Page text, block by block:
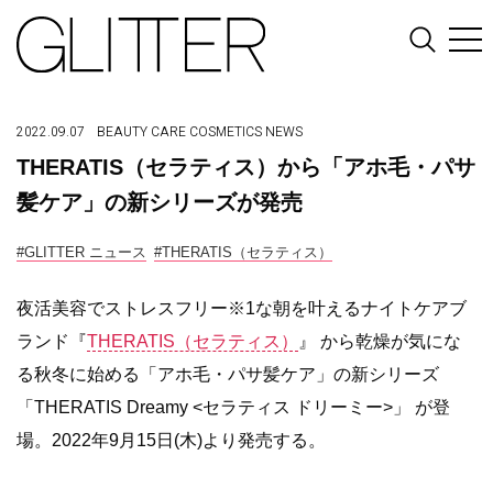
2022.09.07 BEAUTY CARE COSMETICS NEWS
THERATIS（セラティス）から「アホ毛・パサ
髪ケア」の新シリーズが発売
#GLITTER ニュース #THERATIS（セラティス）
夜活美容でストレスフリー※1な朝を叶えるナイトケアブ
ランド『THERATIS（セラティス）
』 から乾燥が気にな
る秋冬に始める「アホ毛・パサ髪ケア」の新シリーズ
「THERATIS Dreamy <セラティス ドリーミー>」 が登
場。2022年9月15日(木)より発売する。